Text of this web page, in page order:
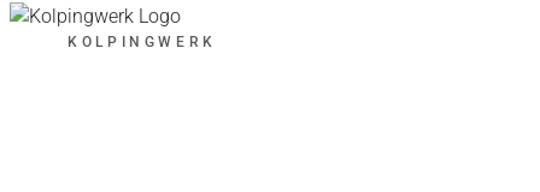
KOLPINGWERK